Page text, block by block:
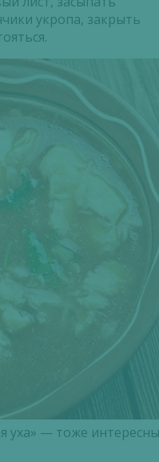
укропа, закрыть
уха» — тоже